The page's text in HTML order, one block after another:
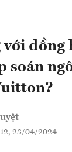
với đồng
soán
23/04/2024